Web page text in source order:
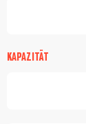
KAPAZITÄT